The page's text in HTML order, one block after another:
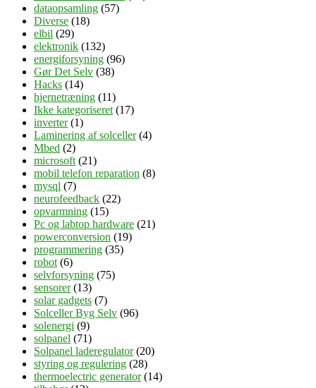
dataopsamling (57)
Diverse (18)
elbil (29)
elektronik (132)
energiforsyning (96)
Gør Det Selv (38)
Hacks (14)
hjernetræning (11)
Ikke kategoriseret (17)
inverter(1)
Laminering af solceller(4)
Mbed (2)
microsoft (21)
mobil telefon reparation (8)
mysql (7)
neurofeedback (22)
opvarmning (15)
Pc og labtop hardware (21)
powerconversion (19)
programmering (35)
robot (6)
selvforsyning (75)
sensorer(13)
solar gadgets (7)
Solceller Byg Selv (96)
solenergi (9)
solpanel (71)
Solpanel laderegulator(20)
styring og regulering (28)
thermoelectric generator(14)